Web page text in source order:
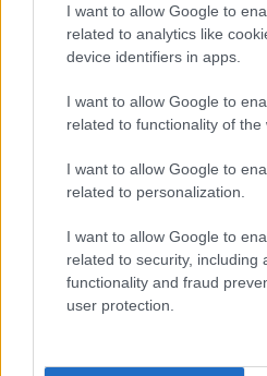
I want to allow Google to
related to analytics like
device identifiers in apps.
I want to allow Google to
related to functionality of the
I want to allow Google to
related to personalization.
I want to allow Google to
related to security, including
functionality and fraud
user protection.